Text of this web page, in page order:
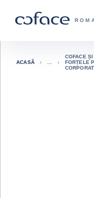
Înapoi la pagina de start
ACASĂ
COFACE
FORȚELE